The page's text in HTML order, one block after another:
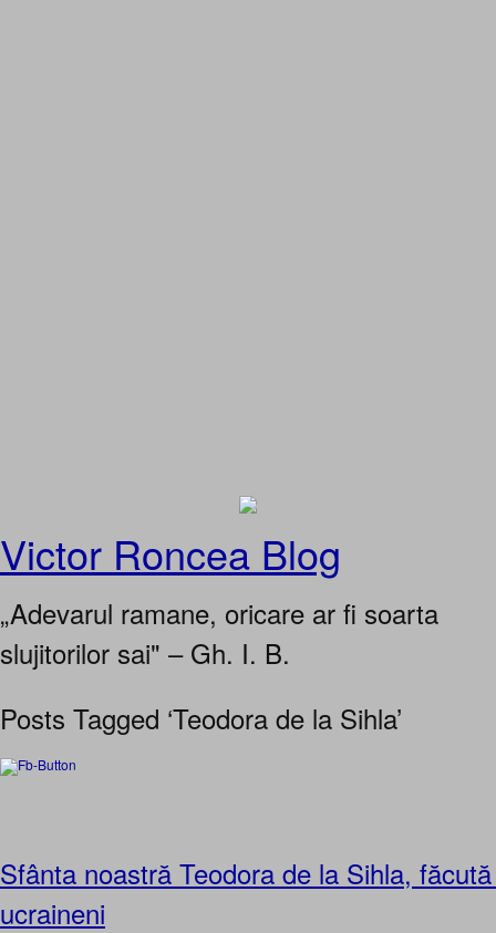
Victor Roncea Blog
„Adevarul ramane, oricare ar fi soarta
slujitorilor sai" – Gh. I. B.
Posts Tagged ‘Teodora de la Sihla’
Sfânta noastră Teodora de la Sihla,
ucraineni